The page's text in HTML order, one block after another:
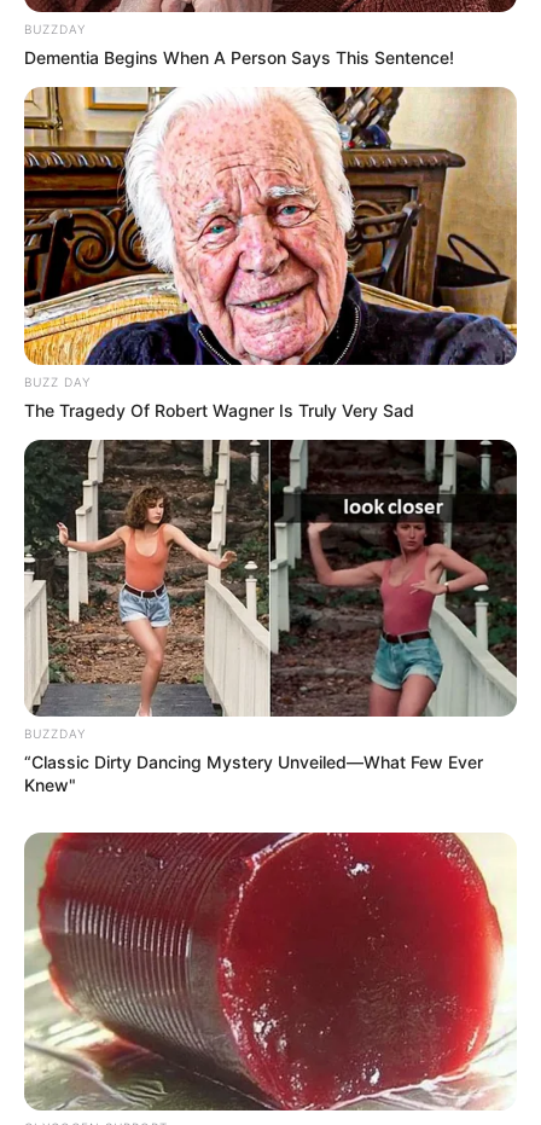
BUZZDAY
Dementia Begins When A Person Says This Sentence!
BUZZ DAY
The Tragedy Of Robert Wagner Is Truly Very Sad
BUZZDAY
“Classic Dirty Dancing Mystery Unveiled—What Few Ever
Knew"